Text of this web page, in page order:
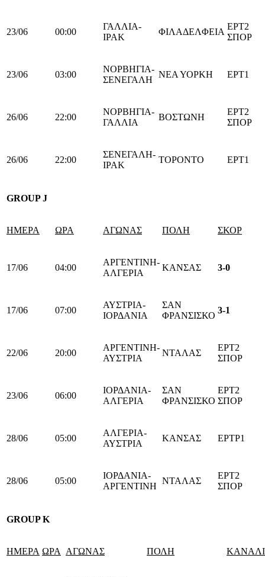
23/06 00:00
ΓΑΛΛΙΑ-
ΙΡΑΚ
ΦΙΛΑΔΕΛΦΕΙΑ
ΕΡΤ2
ΣΠΟΡ
23/06 03:00
ΝΟΡΒΗΓΙΑ-
ΣΕΝΕΓΑΛΗ
ΝΕΑ ΥΟΡΚΗ ΕΡΤ1
26/06 22:00
ΝΟΡΒΗΓΙΑ-
ΓΑΛΛΙΑ
ΒΟΣΤΩΝΗ
ΕΡΤ2
ΣΠΟΡ
26/06 22:00
ΣΕΝΕΓΑΛΗ-
ΙΡΑΚ
ΤΟΡΟΝΤΟ ΕΡΤ1
GROUPJ
ΗΜΕΡΑ ΩΡΑ ΑΓΩΝΑΣ ΠΟΛΗ ΣΚΟΡ
17/06 04:00
ΑΡΓΕΝΤΙΝΗ-
ΑΛΓΕΡΙΑ
ΚΑΝΣΑΣ 3-0
17/06 07:00
ΑΥΣΤΡΙΑ-
ΙΟΡΔΑΝΙΑ
ΣΑΝ
ΦΡΑΝΣΙΣΚΟ
3-1
22/06 20:00
ΑΡΓΕΝΤΙΝΗ-
ΑΥΣΤΡΙΑ
ΝΤΑΛΑΣ
ΕΡΤ2
ΣΠΟΡ
23/06 06:00
ΙΟΡΔΑΝΙΑ-
ΑΛΓΕΡΙΑ
ΣΑΝ
ΦΡΑΝΣΙΣΚΟ
ΕΡΤ2
ΣΠΟΡ
28/06 05:00
ΑΛΓΕΡΙΑ-
ΑΥΣΤΡΙΑ
ΚΑΝΣΑΣ ΕΡΤΡ1
28/06 05:00
ΙΟΡΔΑΝΙΑ-
ΑΡΓΕΝΤΙΝΗ
ΝΤΑΛΑΣ
ΕΡΤ2
ΣΠΟΡ
GROUP Κ
ΗΜΕΡΑ ΩΡΑ ΑΓΩΝΑΣ ΠΟΛΗ ΚΑΝΑΛΙ